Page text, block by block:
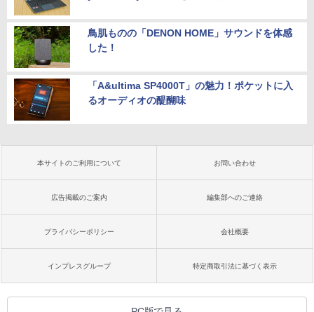
鳥肌ものの「DENON HOME」サウンドを体感
した！
「A&ultima SP4000T」の魅力！ポケットに入
るオーディオの醍醐味
本サイトのご利用について お問い合わせ
広告掲載のご案内 編集部へのご連絡
プライバシーポリシー 会社概要
インプレスグループ 特定商取引法に基づく表示